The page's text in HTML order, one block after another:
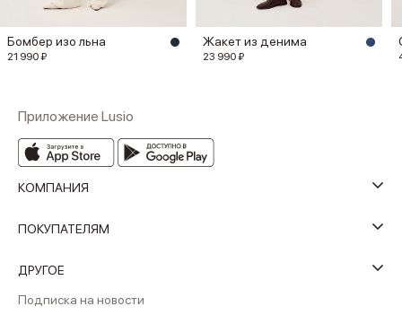
Бомбер изо льна
21 990 ₽
Жакет из денима
23 990 ₽
Приложение Lusio
КОМПАНИЯ
ПОКУПАТЕЛЯМ
ДРУГОЕ
Подписка на новости